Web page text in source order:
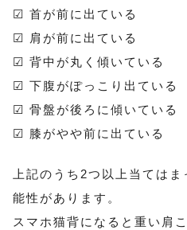
☑ 首が前に出ている
☑ 肩が前に出ている
☑ 背中が丸く傾いている
☑ 下腹がぽっこり出ている
☑ 骨盤が後ろに傾いている
☑ 膝がやや前に出ている
上記のうち2つ以上当ては
能性があります。
スマホ猫背になると重い肩